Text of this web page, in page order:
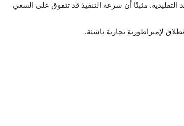
مثبتًا أن سرعة التنفيذ قد تتفوق على السعي
لإمبراطورية تجارية ناشئة.